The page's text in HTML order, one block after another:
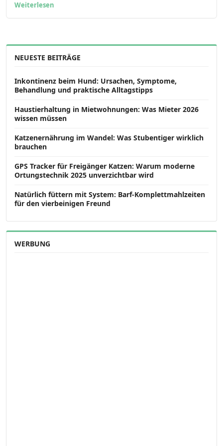
Weiterlesen
NEUESTE BEITRÄGE
Inkontinenz beim Hund: Ursachen, Symptome,
Behandlung und praktische Alltagstipps
Haustierhaltung in Mietwohnungen: Was Mieter 2026
wissen müssen
Katzenernährung im Wandel: Was Stubentiger wirklich
brauchen
GPS Tracker für Freigänger Katzen: Warum moderne
Ortungstechnik 2025 unverzichtbar wird
Natürlich füttern mit System: Barf-Komplettmahlzeiten
für den vierbeinigen Freund
WERBUNG